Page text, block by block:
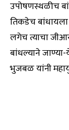
उपोषणस्थळीच
तिकडेच
लगेच त्याचा
बांधल्याने
भुजबळ यांनी